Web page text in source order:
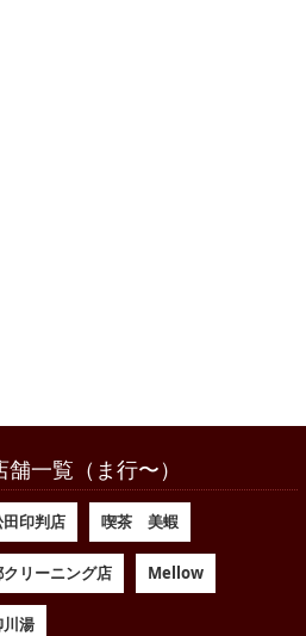
舗一覧（ま行〜）
田印判店 喫茶 美蝦
クリーニング店 Mellow
川湯